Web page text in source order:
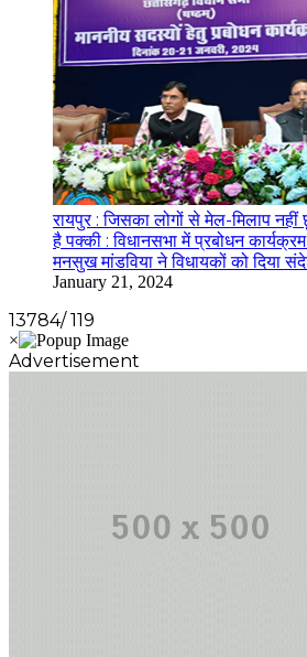
रायपुर : जिसका लोगों से मेल-मिलाप नहीं
है पक्की : विधानसभा में प्रबोधन
मनसुख मांडविया ने विधायकों को दिया
January 21, 2024
13784/ 119
Advertisement